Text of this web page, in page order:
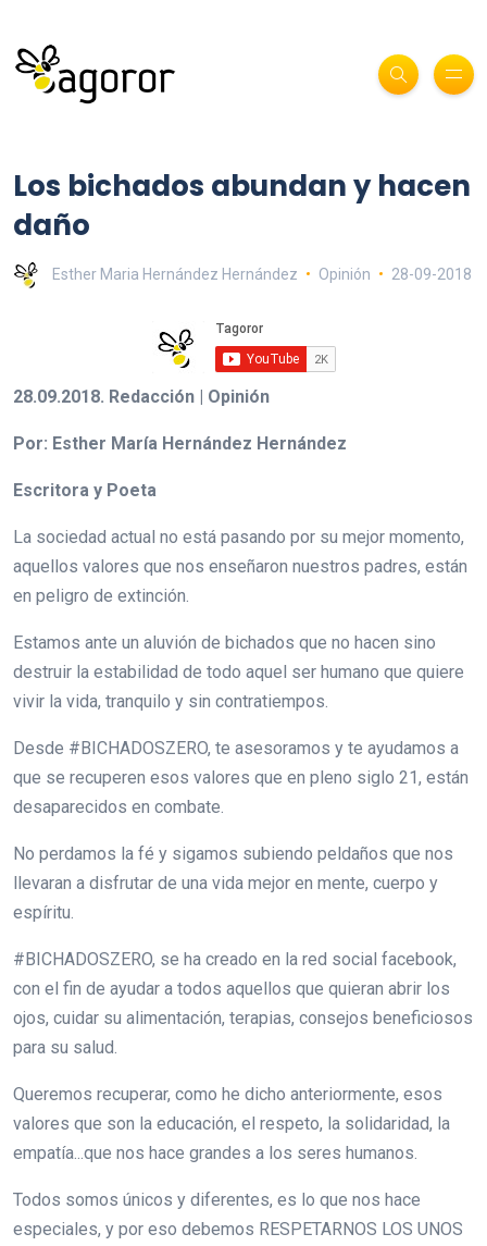
Los bichados abundan y hacen
daño
Esther Maria Hernández Hernández Opinión 28-09-2018
28.09.2018. Redacción | Opinión
Por: Esther María Hernández Hernández
Escritora y Poeta
La sociedad actual no está pasando por su mejor momento,
aquellos valores que nos enseñaron nuestros padres, están
en peligro de extinción.
Estamos ante un aluvión de bichados que no hacen sino
destruir la estabilidad de todo aquel ser humano que quiere
vivir la vida, tranquilo y sin contratiempos.
Desde #BICHADOSZERO, te asesoramos y te ayudamos a
que se recuperen esos valores que en pleno siglo 21, están
desaparecidos en combate.
No perdamos la fé y sigamos subiendo peldaños que nos
llevaran a disfrutar de una vida mejor en mente, cuerpo y
espíritu.
#BICHADOSZERO, se ha creado en la red social facebook,
con el fin de ayudar a todos aquellos que quieran abrir los
ojos, cuidar su alimentación, terapias, consejos beneficiosos
para su salud.
Queremos recuperar, como he dicho anteriormente, esos
valores que son la educación, el respeto, la solidaridad, la
empatía...que nos hace grandes a los seres humanos.
Todos somos únicos y diferentes, es lo que nos hace
especiales, y por eso debemos RESPETARNOS LOS UNOS